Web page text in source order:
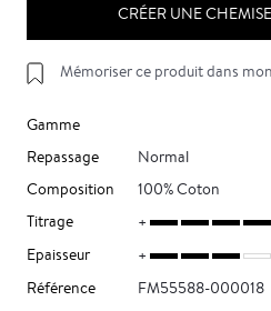
CRÉER UNE
Mémoriser ce produit dans
Gamme
Repassage
Normal
Composition
100% Coton
Titrage
Epaisseur
Référence
FM55588-000018